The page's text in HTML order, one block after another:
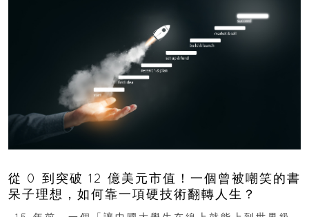
從 0 到突破 12 億美元市值！一個曾被嘲笑的書
呆子理想，如何靠一項硬技術翻轉人生？